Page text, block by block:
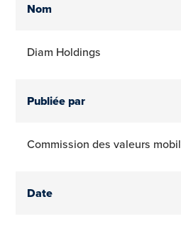
Nom
Diam Holdings
Publiée par
Commission des valeurs
Date